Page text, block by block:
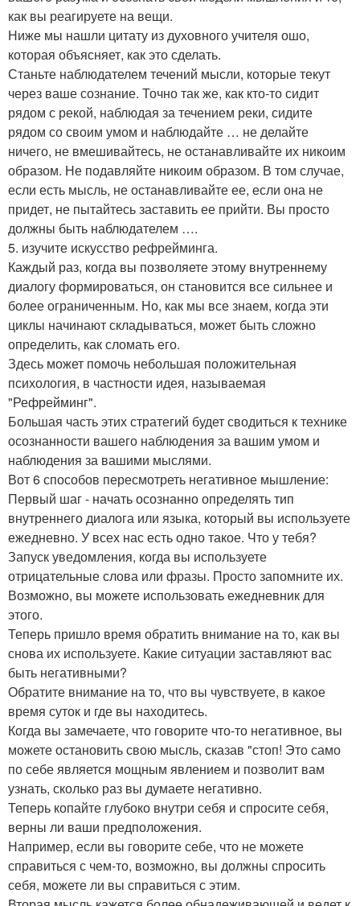
как вы реагируете на вещи.
Ниже мы нашли цитату из духовного учителя ошо,
которая объясняет, как это сделать.
Станьте наблюдателем течений мысли, которые текут
через ваше сознание. Точно так же, как кто-то сидит
рядом с рекой, наблюдая за течением реки, сидите
рядом со своим умом и наблюдайте … не делайте
ничего, не вмешивайтесь, не останавливайте их никоим
образом. Не подавляйте никоим образом. В том случае,
если есть мысль, не останавливайте ее, если она не
придет, не пытайтесь заставить ее прийти. Вы просто
должны быть наблюдателем ….
5. изучите искусство рефрейминга.
Каждый раз, когда вы позволяете этому внутреннему
диалогу формироваться, он становится все сильнее и
более ограниченным. Но, как мы все знаем, когда эти
циклы начинают складываться, может быть сложно
определить, как сломать его.
Здесь может помочь небольшая положительная
психология, в частности идея, называемая
"Рефрейминг".
Большая часть этих стратегий будет сводиться к технике
осознанности вашего наблюдения за вашим умом и
наблюдения за вашими мыслями.
Вот 6 способов пересмотреть негативное мышление:
Первый шаг - начать осознанно определять тип
внутреннего диалога или языка, который вы используете
ежедневно. У всех нас есть одно такое. Что у тебя?
Запуск уведомления, когда вы используете
отрицательные слова или фразы. Просто запомните их.
Возможно, вы можете использовать ежедневник для
этого.
Теперь пришло время обратить внимание на то, как вы
снова их используете. Какие ситуации заставляют вас
быть негативными?
Обратите внимание на то, что вы чувствуете, в какое
время суток и где вы находитесь.
Когда вы замечаете, что говорите что-то негативное, вы
можете остановить свою мысль, сказав "стоп! Это само
по себе является мощным явлением и позволит вам
узнать, сколько раз вы думаете негативно.
Теперь копайте глубоко внутри себя и спросите себя,
верны ли ваши предположения.
Например, если вы говорите себе, что не можете
справиться с чем-то, возможно, вы должны спросить
себя, можете ли вы справиться с этим.